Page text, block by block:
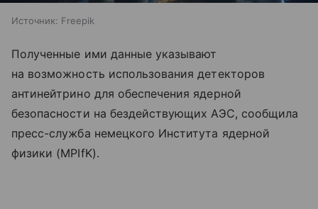
Источник: Freepik
Полученные ими данные указывают
на возможность использования детекторов
антинейтрино для обеспечения ядерной
безопасности на бездействующих АЭС, сообщила
пресс-служба немецкого Института ядерной
физики (MPIfK).